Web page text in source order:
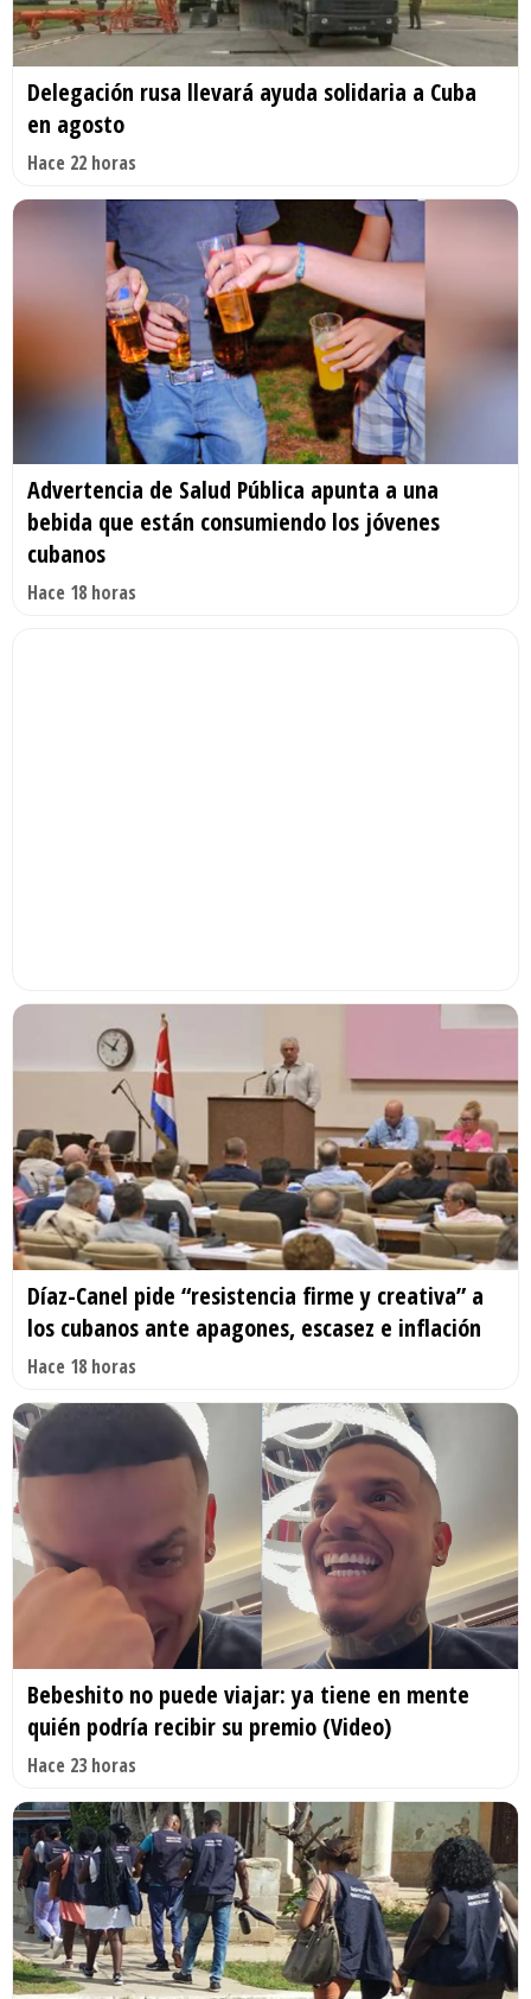
Delegación rusa llevará ayuda solidaria a Cuba
en agosto
Hace 22 horas
Advertencia de Salud Pública apunta a una
bebida que están consumiendo los jóvenes
cubanos
Hace 18 horas
Díaz-Canel pide “resistencia firme y creativa” a
los cubanos ante apagones, escasez e inflación
Hace 18 horas
Bebeshito no puede viajar: ya tiene en mente
quién podría recibir su premio (Video)
Hace 23 horas